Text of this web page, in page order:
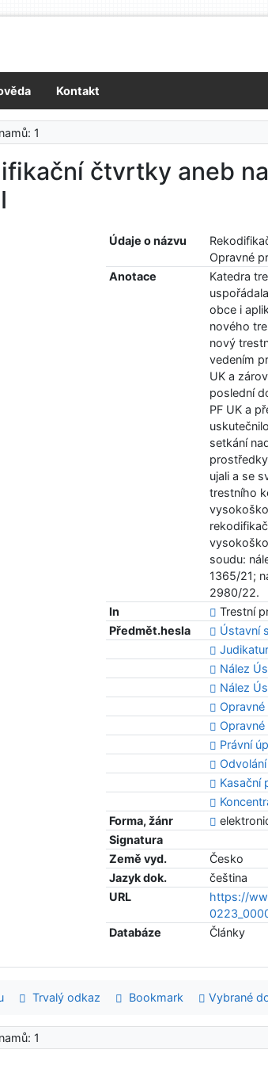
Kontakt
1
čtvrtky aneb
Údaje o názvu
Opravné
Anotace
Katedra
obce i
nového
nový
vedením
UK a
poslední
PF UK a
setkání
ujali a se
trestního
soudu:
1365/21;
2980/22.
In
Trestní
Předmět.hesla
Ústavní
Nález
Nález
Opravné
Právní
Odvolání
Kasační
Forma, žánr
Signatura
Země vyd.
Česko
Jazyk dok.
čeština
URL
https://
Databáze
Články
Trvalý odkaz Bookmark Vybrané
1